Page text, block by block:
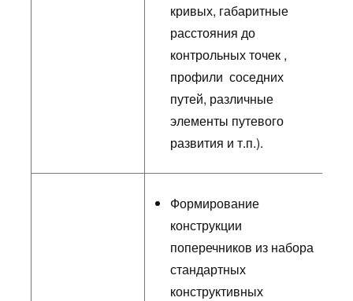
кривых, габаритные
расстояния до
контрольных точек ,
профили соседних
путей, различные
элементы путевого
развития и т.п.).
Формирование
конструкции
поперечников из набора
стандартных
конструктивных